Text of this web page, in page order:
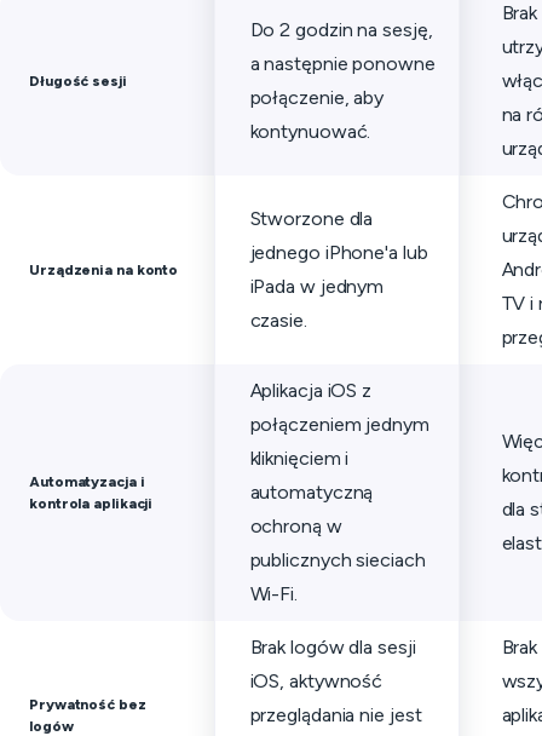
Długość sesji
Do 2 godzin na sesję,
a następnie ponowne
połączenie, aby
kontynuować.
na
Urządzenia na konto
Stworzone dla
jednego iPhone'a lub
iPada w jednym
czasie.
TV i
Automatyzacja i
kontrola aplikacji
Aplikacja iOS z
połączeniem jednym
kliknięciem i
automatyczną
ochroną w
publicznych sieciach
Wi-Fi.
dla
Prywatność bez
logów
Brak logów dla sesji
iOS, aktywność
przeglądania nie jest